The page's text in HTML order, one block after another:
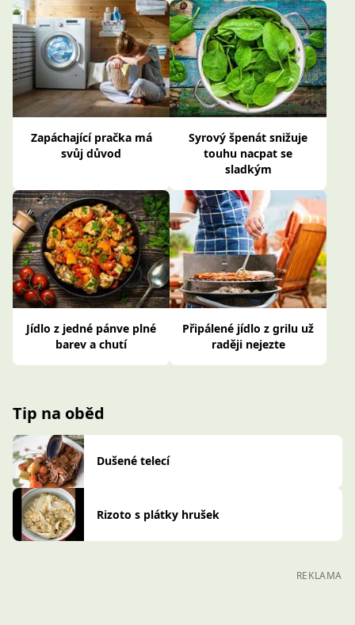
Zapáchající pračka má
svůj důvod
Syrový špenát snižuje
touhu nacpat se
sladkým
Jídlo z jedné pánve plné
barev a chutí
Připálené jídlo z grilu už
raději nejezte
Tip na oběd
Dušené telecí
Rizoto s plátky hrušek
REKLAMA